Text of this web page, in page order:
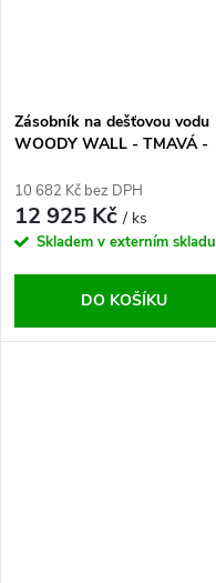
Zásobník na dešťovou vodu
WOODY WALL - TMAVÁ -
10 682 Kč bez DPH
12 925 Kč/ ks
Skladem v externím skladu
DO KOŠÍKU